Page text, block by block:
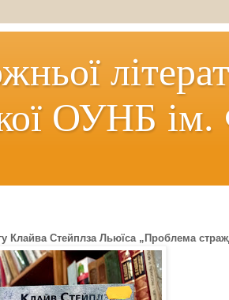
ОУНБ
Клайва Стейплза Льюїса „Проблема